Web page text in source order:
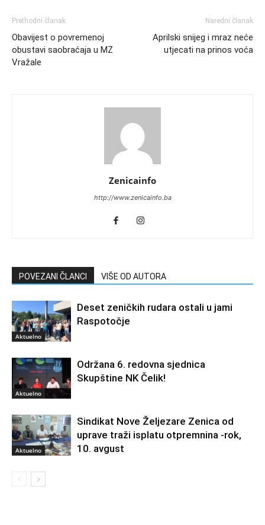
Prethodni članak
Obavijest o povremenoj
obustavi saobraćaja u MZ
Vražale
Naredni članak
Aprilski snijeg i mraz neće
utjecati na prinos voća
Zenicainfo
http://www.zenicainfo.ba
POVEZANI ČLANCI VIŠE OD AUTORA
Aktuelno
Deset zeničkih rudara ostali u jami
Raspotočje
Aktuelno
Održana 6. redovna sjednica
Skupštine NK Čelik!
Aktuelno
Sindikat Nove Željezare Zenica od
uprave traži isplatu otpremnina -rok,
10. avgust